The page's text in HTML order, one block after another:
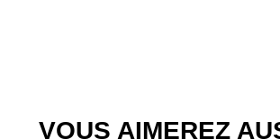
VOUS AIMEREZ